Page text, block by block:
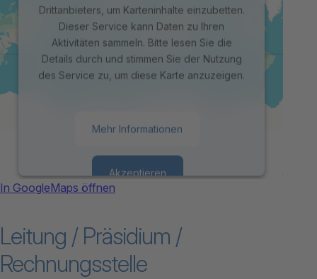
Drittanbieters, um Karteninhalte einzubetten.
Dieser Service kann Daten zu Ihren
Aktivitäten sammeln. Bitte lesen Sie die
Details durch und stimmen Sie der Nutzung
des Service zu, um diese Karte anzuzeigen.
Mehr Informationen
Akzeptieren
Management Platform
In GoogleMaps öffnen
Leitung / Präsidium /
Rechnungsstelle